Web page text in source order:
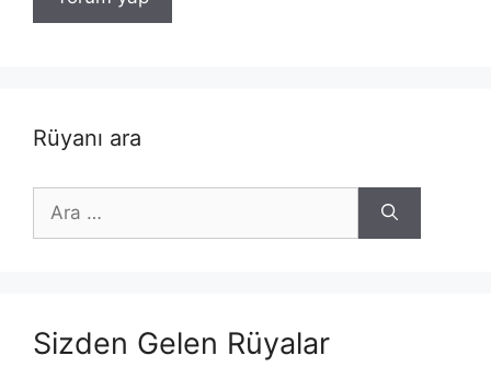
Rüyanı ara
ara
Sizden Gelen Rüyalar